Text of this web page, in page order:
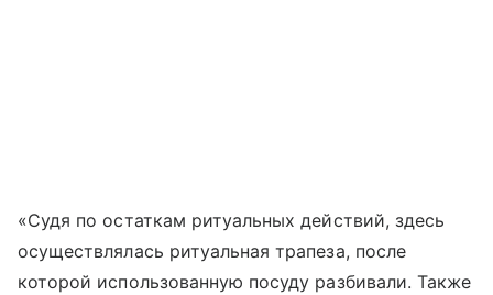
«Судя по остаткам ритуальных действий, здесь
осуществлялась ритуальная трапеза, после
которой использованную посуду разбивали. Также